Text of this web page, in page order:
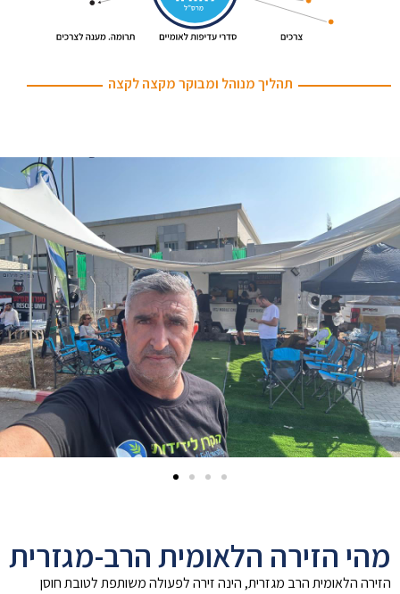
תהליך מנוהל ומבוקר מקצה לקצה
מהי הזירה הלאומית הרב-מגזרית
הזירה הלאומית הרב מגזרית, הינה זירה לפעולה משותפת לטובת חוסן